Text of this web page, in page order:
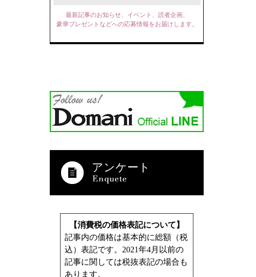
最新記事のお知らせ、イベント、読者企画、
豪華プレゼントなどへの応募情報をお届けします。
アンケート
【消費税の価格表記について】
記事内の価格は基本的に総額（税
込）表記です。2021年4月以前の
記事に関しては税抜表記の場合も
あります。